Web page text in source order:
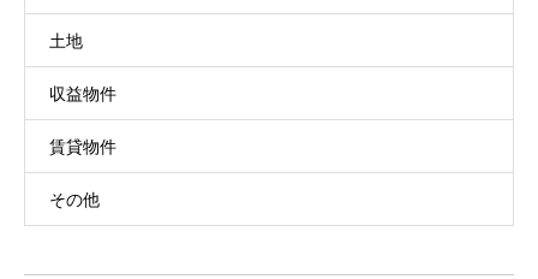
土地
収益物件
賃貸物件
その他